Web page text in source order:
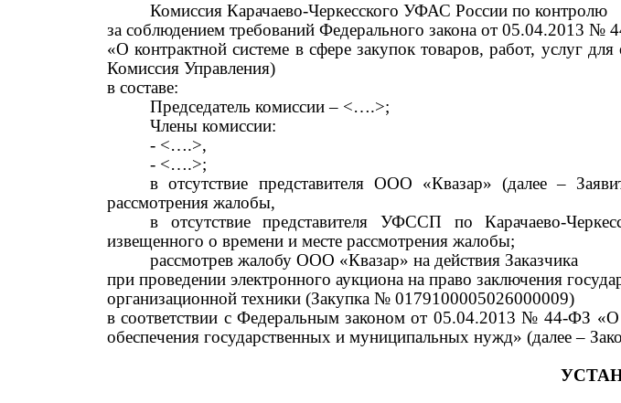
Комиссия Карачаево-Черкесского УФАС России по контролю
за соблюдением требований Федерального закона от 05.04.2013 №
«О контрактной системе в сфере закупок товаров, работ, услуг
Комиссия Управления)
в составе:
Председатель комиссии ‒ <….>;
Члены комиссии:
- <….>,
- <….>;
вотсутствие представителя ООО «Квазар» (далее–
рассмотрения жалобы,
в отсутствие представителяУФССП по Карачаево-
извещенного о времени и месте рассмотрения жалобы;
рассмотрев жалобу ООО «Квазар» на действия Заказчика
при проведении электронного аукциона на право заключения
организационной техники (Закупка № 0179100005026000009)
в соответствии с Федеральным законом от 05.04.2013 № 44-ФЗ «О
обеспечения государственных и муниципальных нужд» (далее –